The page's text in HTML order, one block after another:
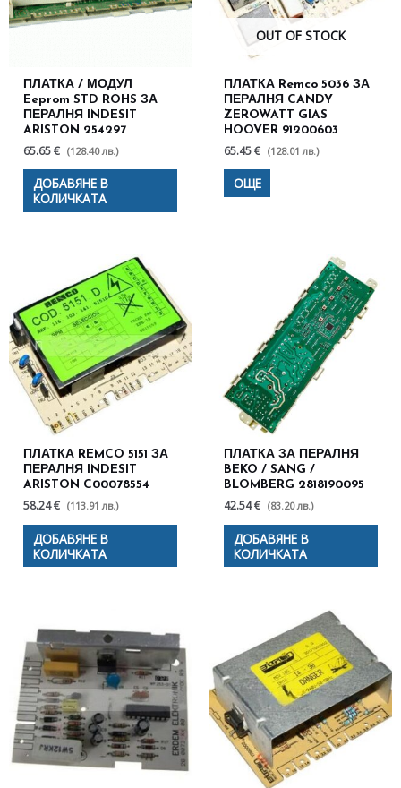
ПЛАТКА / МОДУЛ
Eeprom STD ROHS ЗА
ПЕРАЛНЯ INDESIT
ARISTON 254297
65.65 € (128.40 лв.)
ДОБАВЯНЕ В
КОЛИЧКАТА
OUT OF STOCK
ПЛАТКА Remco 5036 ЗА
ПЕРАЛНЯ CANDY
ZEROWATT GIAS
HOOVER 91200603
65.45 € (128.01 лв.)
ОЩЕ
ПЛАТКА REMCO 5151 ЗА
ПЕРАЛНЯ INDESIT
ARISTON C00078554
58.24 € (113.91 лв.)
ДОБАВЯНЕ В
КОЛИЧКАТА
ПЛАТКА ЗА ПЕРАЛНЯ
BEKO / SANG /
BLOMBERG 2818190095
42.54 € (83.20 лв.)
ДОБАВЯНЕ В
КОЛИЧКАТА